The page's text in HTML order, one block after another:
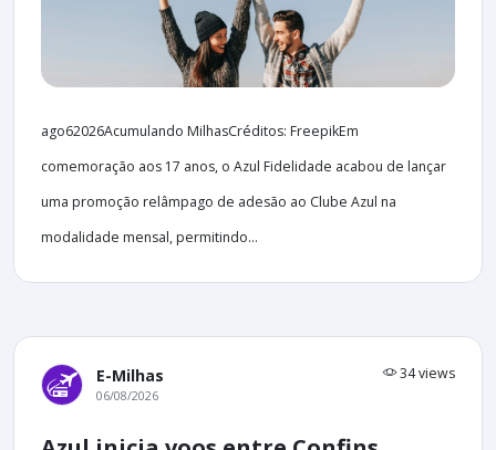
ago62026Acumulando MilhasCréditos: FreepikEm
comemoração aos 17 anos, o Azul Fidelidade acabou de lançar
uma promoção relâmpago de adesão ao Clube Azul na
modalidade mensal, permitindo...
E-Milhas 34 views
06/08/2026